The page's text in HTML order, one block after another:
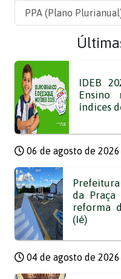
PPA (Plano
IDEB
Ensino
índices
06 de agosto de 2026
da
reforma
(Ié)
04 de agosto de 2026